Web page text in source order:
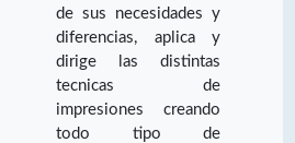
de sus necesidades y
diferencias, aplica y
dirige las distintas
tecnicas de
impresiones creando
todo tipo de